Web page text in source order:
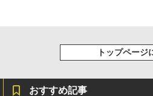
トップページ
おすすめ記事